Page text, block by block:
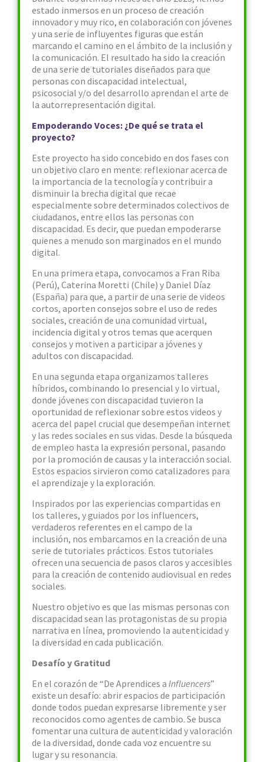
estado inmersos en un proceso de creación
innovador y muy rico, en colaboración con jóvenes
y una serie de influyentes figuras que están
marcando el camino en el ámbito de la inclusión y
la comunicación. El resultado ha sido la creación
de una serie de tutoriales diseñados para que
personas con discapacidad intelectual,
psicosocial y/o del desarrollo aprendan el arte de
la autorrepresentación digital.
Empoderando Voces: ¿De qué se trata el
proyecto?
Este proyecto ha sido concebido en dos fases con
un objetivo claro en mente: reflexionar acerca de
la importancia de la tecnología y contribuir a
disminuir la brecha digital que recae
especialmente sobre determinados colectivos de
ciudadanos, entre ellos las personas con
discapacidad. Es decir, que puedan empoderarse
quienes a menudo son marginados en el mundo
digital.
En una primera etapa, convocamos a Fran Riba
(Perú), Caterina Moretti (Chile) y Daniel Díaz
(España) para que, a partir de una serie de videos
cortos, aporten consejos sobre el uso de redes
sociales, creación de una comunidad virtual,
incidencia digital y otros temas que acerquen
consejos y motiven a participar a jóvenes y
adultos con discapacidad.
En una segunda etapa organizamos talleres
híbridos, combinando lo presencial y lo virtual,
donde jóvenes con discapacidad tuvieron la
oportunidad de reflexionar sobre estos videos y
acerca del papel crucial que desempeñan internet
y las redes sociales en sus vidas. Desde la búsqueda
de empleo hasta la expresión personal, pasando
por la promoción de causas y la interacción social.
Estos espacios sirvieron como catalizadores para
el aprendizaje y la exploración.
Inspirados por las experiencias compartidas en
los talleres, y guiados por los influencers,
verdaderos referentes en el campo de la
inclusión, nos embarcamos en la creación de una
serie de tutoriales prácticos. Estos tutoriales
ofrecen una secuencia de pasos claros y accesibles
para la creación de contenido audiovisual en redes
sociales.
Nuestro objetivo es que las mismas personas con
discapacidad sean las protagonistas de su propia
narrativa en línea, promoviendo la autenticidad y
la diversidad en cada publicación.
Desafío y Gratitud
En el corazón de “De Aprendices a Influencers”
existe un desafío: abrir espacios de participación
donde todos puedan expresarse libremente y ser
reconocidos como agentes de cambio. Se busca
fomentar una cultura de autenticidad y valoración
de la diversidad, donde cada voz encuentre su
lugar y su resonancia.